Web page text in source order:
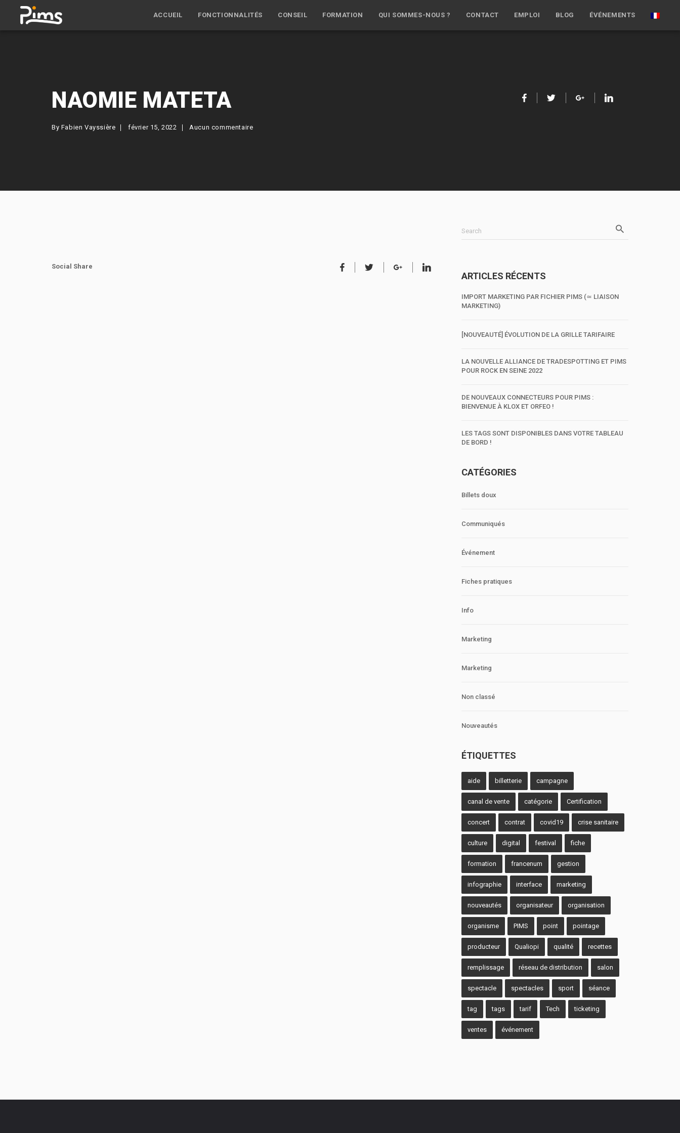
NAOMIE MATETA
By Fabien Vayssière février 15, 2022 Aucun commentaire
ACCUEIL FONCTIONNALITÉS CONSEIL FORMATION QUI SOMMES-NOUS ? CONTACT EMPLOI BLOG ÉVÉNEMENTS
Social Share
Search
ARTICLES RÉCENTS
IMPORT MARKETING PAR FICHIER PIMS (≃ LIAISON
MARKETING)
[NOUVEAUTÉ] ÉVOLUTION DE LA GRILLE TARIFAIRE
LA NOUVELLE ALLIANCE DE TRADESPOTTING ET PIMS
POUR ROCK EN SEINE 2022
DE NOUVEAUX CONNECTEURS POUR PIMS :
BIENVENUE À KLOX ET ORFEO !
LES TAGS SONT DISPONIBLES DANS VOTRE TABLEAU
DE BORD !
CATÉGORIES
Billets doux
Communiqués
Événement
Fiches pratiques
Info
Marketing
Marketing
Non classé
Nouveautés
ÉTIQUETTES
aide billetterie campagne
canal de vente catégorie Certification
concert contrat covid19 crise sanitaire
culture digital festival fiche
formation francenum gestion
infographie interface marketing
nouveautés organisateur organisation
organisme PIMS point pointage
producteur Qualiopi qualité recettes
remplissage réseau de distribution salon
spectacle spectacles sport séance
tag tags tarif Tech ticketing
ventes événement